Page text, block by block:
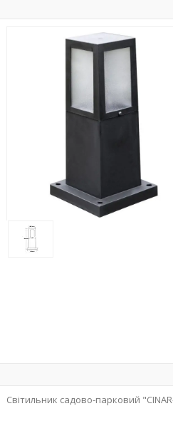
Світильник садово-парковий